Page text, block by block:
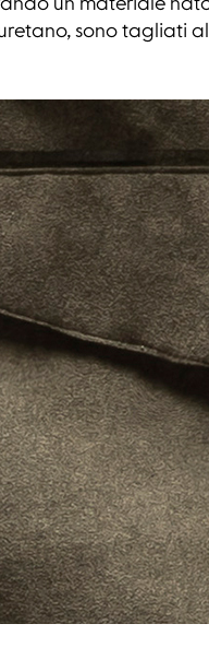
un materiale
sono tagliati